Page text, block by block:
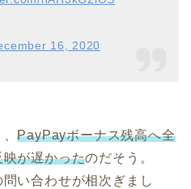
16, 2020
、PayPayボーナス残高へ全
が遅かったのだそう。
い合わせが相次ぎまし